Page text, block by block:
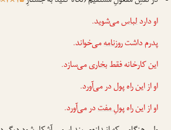
او داردلباسمی‌شوید.
پدرم داشتروزنامهمی‌خواند.
این کارخانه فقطبخاریمی‌سازد.
او از این راهپولدر می‌آورد.
او از این راهپولِ مفتدر می‌آورد.